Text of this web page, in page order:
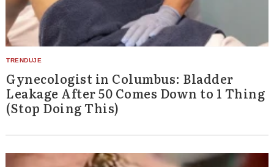
Gynecologist in Columbus: Bladder
Leakage After 50 Comes Down to 1 Thing
(Stop Doing This)